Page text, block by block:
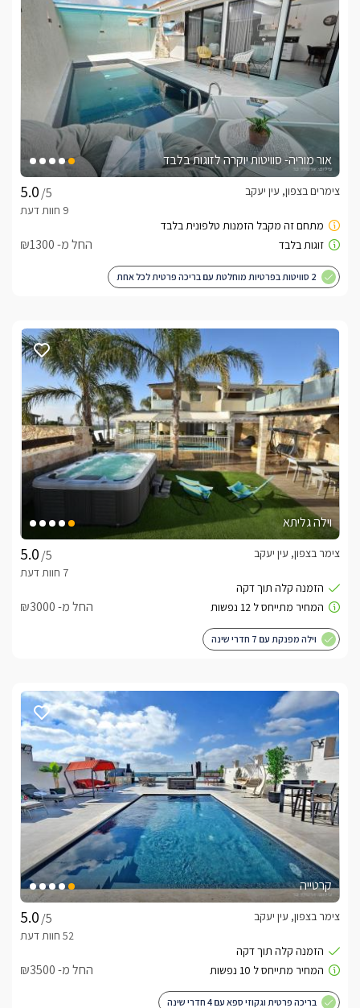
אור מוריה- סוויטות יוקרה לזוגות בלבד
/5
צימרים בצפון, עין יעקב
החל מ- ₪1300
2 סוויטות בפרטיות מוחלטת עם בריכה פרטית לכל אחת
וילה גליתא
/5
צימר בצפון, עין יעקב
החל מ- ₪3000
וילה מפנקת עם 7 חדרי שינה
קרטייה
/5
צימר בצפון, עין יעקב
החל מ- ₪3500
בריכה פרטית וגקוזי ספא עם 4 חדרי שינה